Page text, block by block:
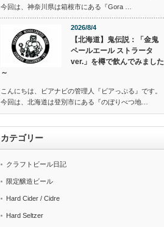
今回は、神奈川県は箱根市にある『Gora …
2026/8/4
【北海道】鬼伝説：「金鬼
ペールエール ストラータ
ver.」を樽で飲んでみました
～
こんにちは、ビアナビの管理人『ビアっぷる』です。
今回は、北海道は登別市にある『のぼりべつ地…
カテゴリー
クラフトビール日記
限定醸造ビール
Hard Cider / Cidre
Hard Seltzer